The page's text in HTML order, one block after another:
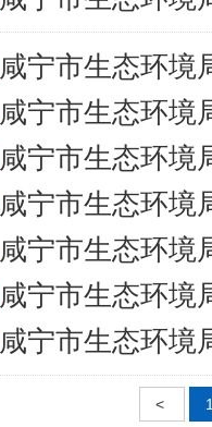
咸宁市生态环境
咸宁市生态环境
咸宁市生态环境
咸宁市生态环境
咸宁市生态环境
咸宁市生态环境
咸宁市生态环境
<